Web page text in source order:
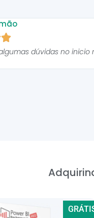

dúvidas no